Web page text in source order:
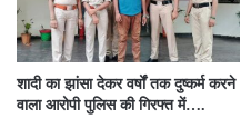
शादी का झांसा देकर वर्षों तक दुष्कर्म करने
वाला आरोपी पुलिस की गिरफ्त में….